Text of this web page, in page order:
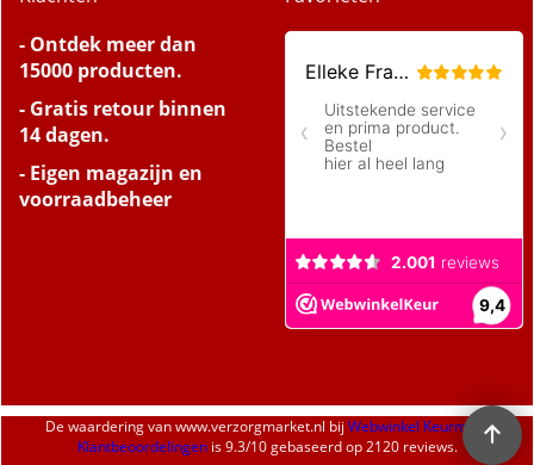
- Ontdek meer dan
15000 producten.
- Gratis retour binnen
14 dagen.
- Eigen magazijn en
voorraadbeheer
De waardering vanwww.verzorgmarket.nl bij Webwinkel Keurmerk
Klantbeoordelingenis9.3/10gebaseerd op 2120 reviews.